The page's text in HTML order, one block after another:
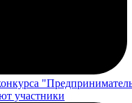
участники